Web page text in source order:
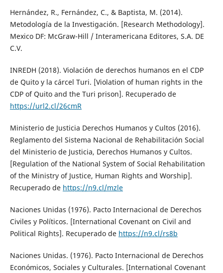
Hernández, R., Fernández, C., & Baptista, M. (2014).
Metodología de la Investigación. [Research Methodology].
Mexico DF: McGraw-Hill / Interamericana Editores, S.A. DE
C.V.
INREDH (2018). Violación de derechos humanos en el CDP
de Quito y la cárcel Turi. [Violation of human rights in the
CDP of Quito and the Turi prison]. Recuperado de
https://url2.cl/26cmR
Ministerio de Justicia Derechos Humanos y Cultos (2016).
Reglamento del Sistema Nacional de Rehabilitación Social
del Ministerio de Justicia, Derechos Humanos y Cultos.
[Regulation of the National System of Social Rehabilitation
of the Ministry of Justice, Human Rights and Worship].
Recuperado de https://n9.cl/mzle
Naciones Unidas (1976). Pacto Internacional de Derechos
Civiles y Políticos. [International Covenant on Civil and
Political Rights]. Recuperado de https://n9.cl/rs8b
Naciones Unidas. (1976). Pacto Internacional de Derechos
Económicos, Sociales y Culturales. [International Covenant